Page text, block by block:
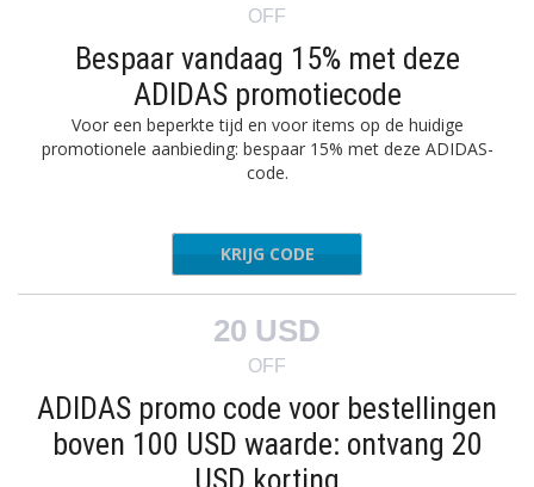
OFF
Bespaar vandaag 15% met deze
ADIDAS promotiecode
Voor een beperkte tijd en voor items op de huidige
promotionele aanbieding: bespaar 15% met deze ADIDAS-
code.
OFF15
KRIJG CODE
20 USD
OFF
ADIDAS promo code voor bestellingen
boven 100 USD waarde: ontvang 20
USD korting